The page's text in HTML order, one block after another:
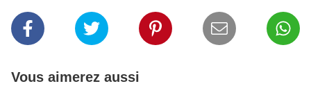
Vous aimerez aussi